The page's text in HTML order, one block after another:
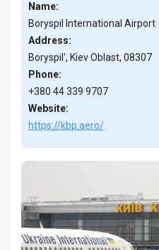
Name:
Boryspil International Airport
Address:
Boryspil', Kiev Oblast, 08307
Phone:
+380 44 339 9707
Website:
https://kbp.aero/